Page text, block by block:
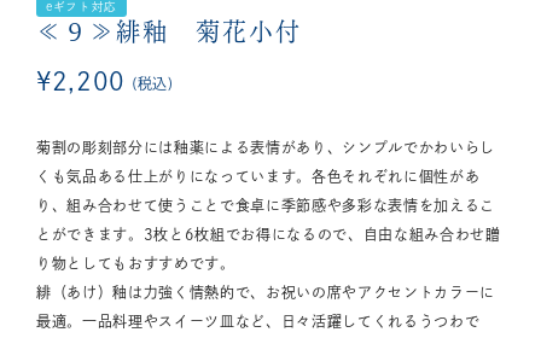
eギフト対応
≪９≫緋釉 菊花小付
¥ 2,200 税込
菊割の彫刻部分には釉薬による表情があり、シンプルでかわいらし
くも気品ある仕上がりになっています。各色それぞれに個性があ
り、組み合わせて使うことで食卓に季節感や多彩な表情を加えるこ
とができます。3枚と6枚組でお得になるので、自由な組み合わせ贈
り物としてもおすすめです。
緋（あけ）釉は力強く情熱的で、お祝いの席やアクセントカラーに
最適。一品料理やスイーツ皿など、日々活躍してくれるうつわで